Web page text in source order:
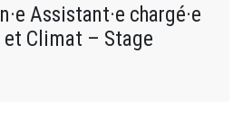
Assistant·e chargé·e
et Climat – Stage